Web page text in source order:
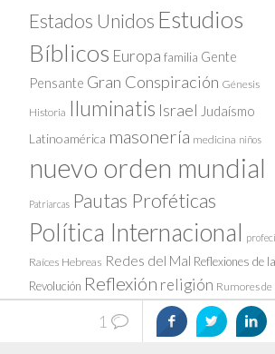
Estados Unidos Estudios
Bíblicos Europa familia Gente
Pensante Gran Conspiración Génesis
Historia Iluminatis Israel Judaísmo
Latinoamérica masonería medicina niños
nuevo orden mundial
Patriarcas Pautas Proféticas
Política Internacional
Raíces Hebreas Redes del Mal Reflexiones de la
Revolución Reflexión religión Rumores de
Secretos de la Biblia
1